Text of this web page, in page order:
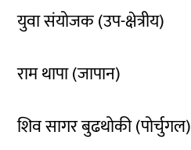
युवा संयोजक (उप-क्षेत्रीय)
राम थापा (जापान)
शिव सागर बुढथोकी (पोर्चुगल)